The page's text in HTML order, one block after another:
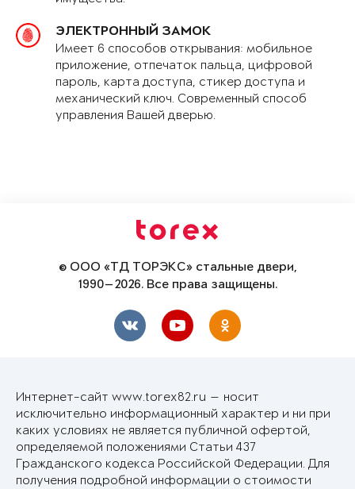
ЭЛЕКТРОННЫЙ ЗАМОК
Имеет 6 способов открывания: мобильное
приложение, отпечаток пальца, цифровой
пароль, карта доступа, стикер доступа и
механический ключ. Современный способ
управления Вашей дверью.
© ООО «ТД ТОРЭКС» стальные двери,
1990—2026. Все права защищены.
Интернет-сайт www.torex82.ru — носит
исключительно информационный характер и ни при
каких условиях не является публичной офертой,
определяемой положениями Статьи 437
Гражданского кодекса Российской Федерации. Для
получения подробной информации о стоимости